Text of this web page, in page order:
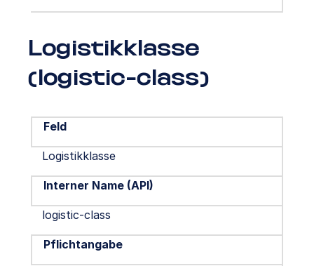
Logistikklasse
(logistic-class)
Feld
Logistikklasse
Interner Name (API)
logistic-class
Pflichtangabe